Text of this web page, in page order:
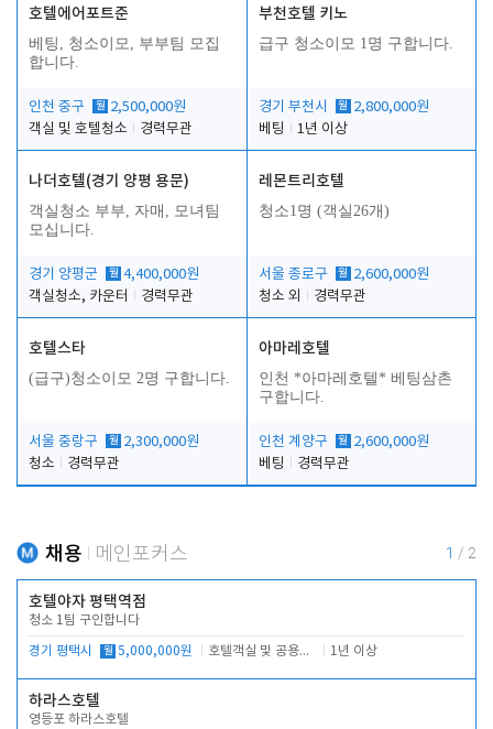
호텔에어포트준
베팅, 청소이모, 부부팀 모집
합니다.
인천 중구 월 2,500,000원
객실 및 호텔청소
경력무관
부천호텔 키노
급구 청소이모 1명 구합니다.
경기 부천시 월 2,800,000원
베팅
1년 이상
나더호텔(경기 양평 용문)
객실청소 부부, 자매, 모녀팀
모십니다.
경기 양평군 월 4,400,000원
객실청소, 카운터
경력무관
레몬트리호텔
청소1명 (객실26개)
서울 종로구 월 2,600,000원
청소 외
경력무관
호텔스타
(급구)청소이모 2명 구합니다.
서울 중랑구 월 2,300,000원
청소
경력무관
아마레호텔
인천 *아마레호텔* 베팅삼촌
구합니다.
인천 계양구 월 2,600,000원
베팅
경력무관
채용 메인포커스 1 / 2
호텔야자 평택역점
청소 1팀 구인합니다
경기 평택시 월 5,000,000원 호텔객실 및 공용시설 청소 관리 1년 이상
하라스호텔
영등포 하라스호텔